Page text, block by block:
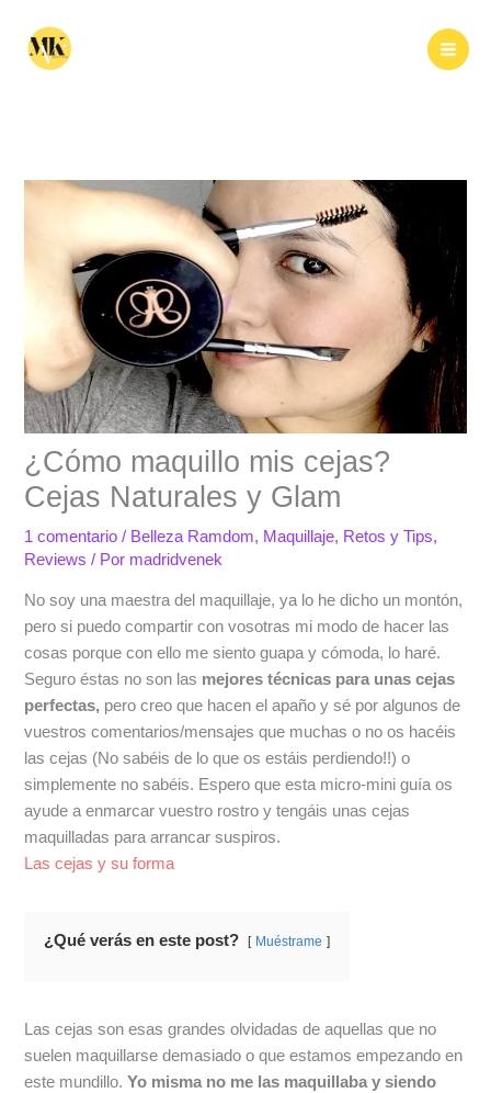
contenido
¿Cómo maquillo mis cejas?
Cejas Naturales y Glam
1 comentario / Belleza Ramdom, Maquillaje, Retos y Tips,
Reviews / Por madridvenek
No soy una maestra del maquillaje, ya lo he dicho un montón,
pero si puedo compartir con vosotras mi modo de hacer las
cosas porque con ello me siento guapa y cómoda, lo haré.
Seguro éstas no son las mejores técnicas para unas cejas
perfectas, pero creo que hacen el apaño y sé por algunos de
vuestros comentarios/mensajes que muchas o no os hacéis
las cejas (No sabéis de lo que os estáis perdiendo!!) o
simplemente no sabéis. Espero que esta micro-mini guía os
ayude a enmarcar vuestro rostro y tengáis unas cejas
maquilladas para arrancar suspiros.
Las cejas y su forma
¿Qué verás en este post? Muéstrame
Las cejas son esas grandes olvidadas de aquellas que no
suelen maquillarse demasiado o que estamos empezando en
este mundillo. Yo misma no me las maquillaba y siendo